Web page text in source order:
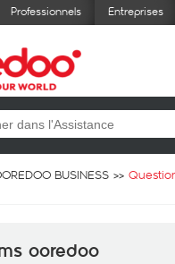
Professionnels Entreprises
BUSINESS
ooredoo